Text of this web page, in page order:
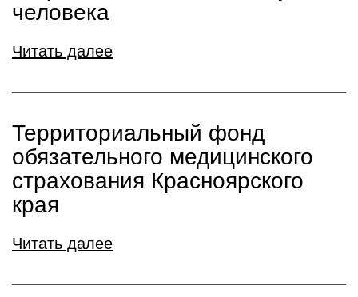
человека
Читать далее
Территориальный фонд
обязательного медицинского
страхования Красноярского
края
Читать далее